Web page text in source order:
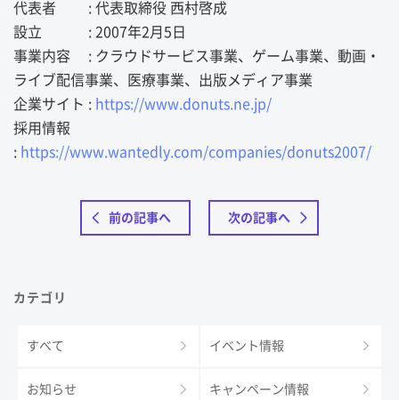
代表者 : 代表取締役 西村啓成
設立 : 2007年2月5日
事業内容 : クラウドサービス事業、ゲーム事業、動画・
ライブ配信事業、医療事業、出版メディア事業
企業サイト : https://www.donuts.ne.jp/
採用情報
: https://www.wantedly.com/companies/donuts2007/
前の記事へ 次の記事へ
カテゴリ
すべて イベント情報
お知らせ キャンペーン情報